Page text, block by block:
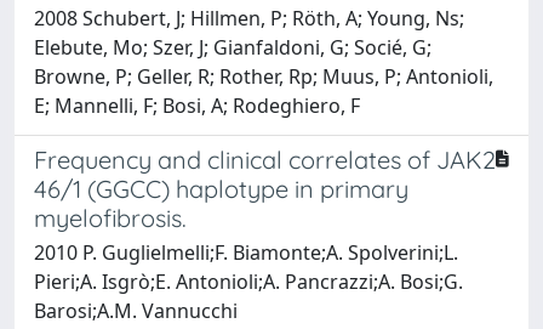
2008 Schubert, J; Hillmen, P; Röth, A; Young, Ns;
Elebute, Mo; Szer, J; Gianfaldoni, G; Socié, G;
Browne, P; Geller, R; Rother, Rp; Muus, P; Antonioli,
E; Mannelli, F; Bosi, A; Rodeghiero, F
Frequency and clinical correlates of JAK2
46/1 (GGCC) haplotype in primary
myelofibrosis.
2010 P. Guglielmelli;F. Biamonte;A. Spolverini;L.
Pieri;A. Isgrò;E. Antonioli;A. Pancrazzi;A. Bosi;G.
Barosi;A.M. Vannucchi